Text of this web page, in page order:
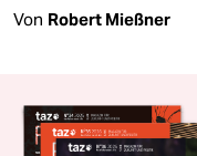
Von Robert Mießner